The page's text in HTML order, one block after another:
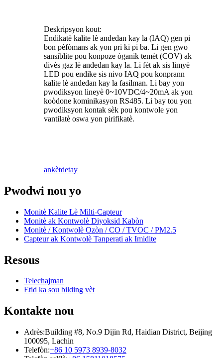
Deskripsyon kout:
Endikatè kalite lè andedan kay la (IAQ) gen pi
bon pèfòmans ak yon pri ki pi ba. Li gen gwo
sansiblite pou konpoze òganik temèt (COV) ak
divès gaz lè andedan kay la. Li fèt ak sis limyè
LED pou endike sis nivo IAQ pou konprann
kalite lè andedan kay la fasilman. Li bay yon
pwodiksyon lineyè 0~10VDC/4~20mA ak yon
koòdone kominikasyon RS485. Li bay tou yon
pwodiksyon kontak sèk pou kontwole yon
vantilatè oswa yon pirifikatè.
ankètdetay
Pwodwi nou yo
Monitè Kalite Lè Milti-Capteur
Monitè ak Kontwolè Diyoksid Kabòn
Monitè / Kontwolè Ozòn / CO / TVOC / PM2.5
Capteur ak Kontwolè Tanperati ak Imidite
Resous
Telechajman
Etid ka sou bilding vèt
Kontakte nou
Adrès:Building #8, No.9 Dijin Rd, Haidian District, Beijing
100095, Lachin
Telefòn:+86 10 5973 8939-8032